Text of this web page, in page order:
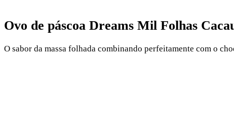
Ovo de páscoa Dreams Mil Folhas
O sabor da massa folhada combinando perfeitamente com o